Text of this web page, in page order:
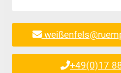
+49(0)17